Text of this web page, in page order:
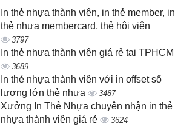
In thẻ nhựa thành viên, in thẻ member, in
thẻ nhựa membercard, thẻ hội viên
3797
In thẻ nhựa thành viên giá rẻ tại TPHCM
3689
In thẻ nhựa thành viên với in offset số
lượng lớn thẻ nhựa
3487
Xưởng In Thẻ Nhựa chuyên nhận in thẻ
nhựa thành viên giá rẻ
3624